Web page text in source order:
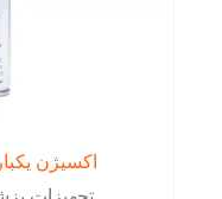
اکسیژن